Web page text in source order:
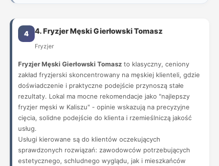
4 4. Fryzjer Męski Gierłowski Tomasz
Fryzjer
Fryzjer Męski Gierłowski Tomasz to klasyczny, ceniony
zakład fryzjerski skoncentrowany na męskiej klienteli, gdzie
doświadczenie i praktyczne podejście przynoszą stałe
rezultaty. Lokal ma mocne rekomendacje jako "najlepszy
fryzjer męski w Kaliszu" - opinie wskazują na precyzyjne
cięcia, solidne podejście do klienta i rzemieślniczą jakość
usług.
Usługi kierowane są do klientów oczekujących
sprawdzonych rozwiązań: zawodowców potrzebujących
estetycznego, schludnego wyglądu, jak i mieszkańców